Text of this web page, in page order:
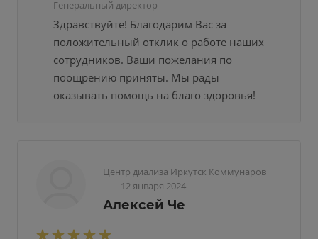
Генеральный директор
Здравствуйте! Благодарим Вас за
положительный отклик о работе наших
сотрудников. Ваши пожелания по
поощрению приняты. Мы рады
оказывать помощь на благо здоровья!
Центр диализа Иркутск Коммунаров
— 12 января 2024
Алексей Че